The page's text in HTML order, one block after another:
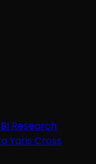
Research
Yaris Cross